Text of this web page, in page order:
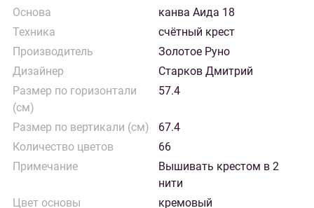
Основа
канва Аида 18
Техника
счётный крест
Производитель
Золотое Руно
Дизайнер
Старков Дмитрий
Размер по горизонтали
(см)
57.4
Размер по вертикали (см)
67.4
Количество цветов
66
Примечание
Вышивать крестом в 2
нити
Цвет основы
кремовый